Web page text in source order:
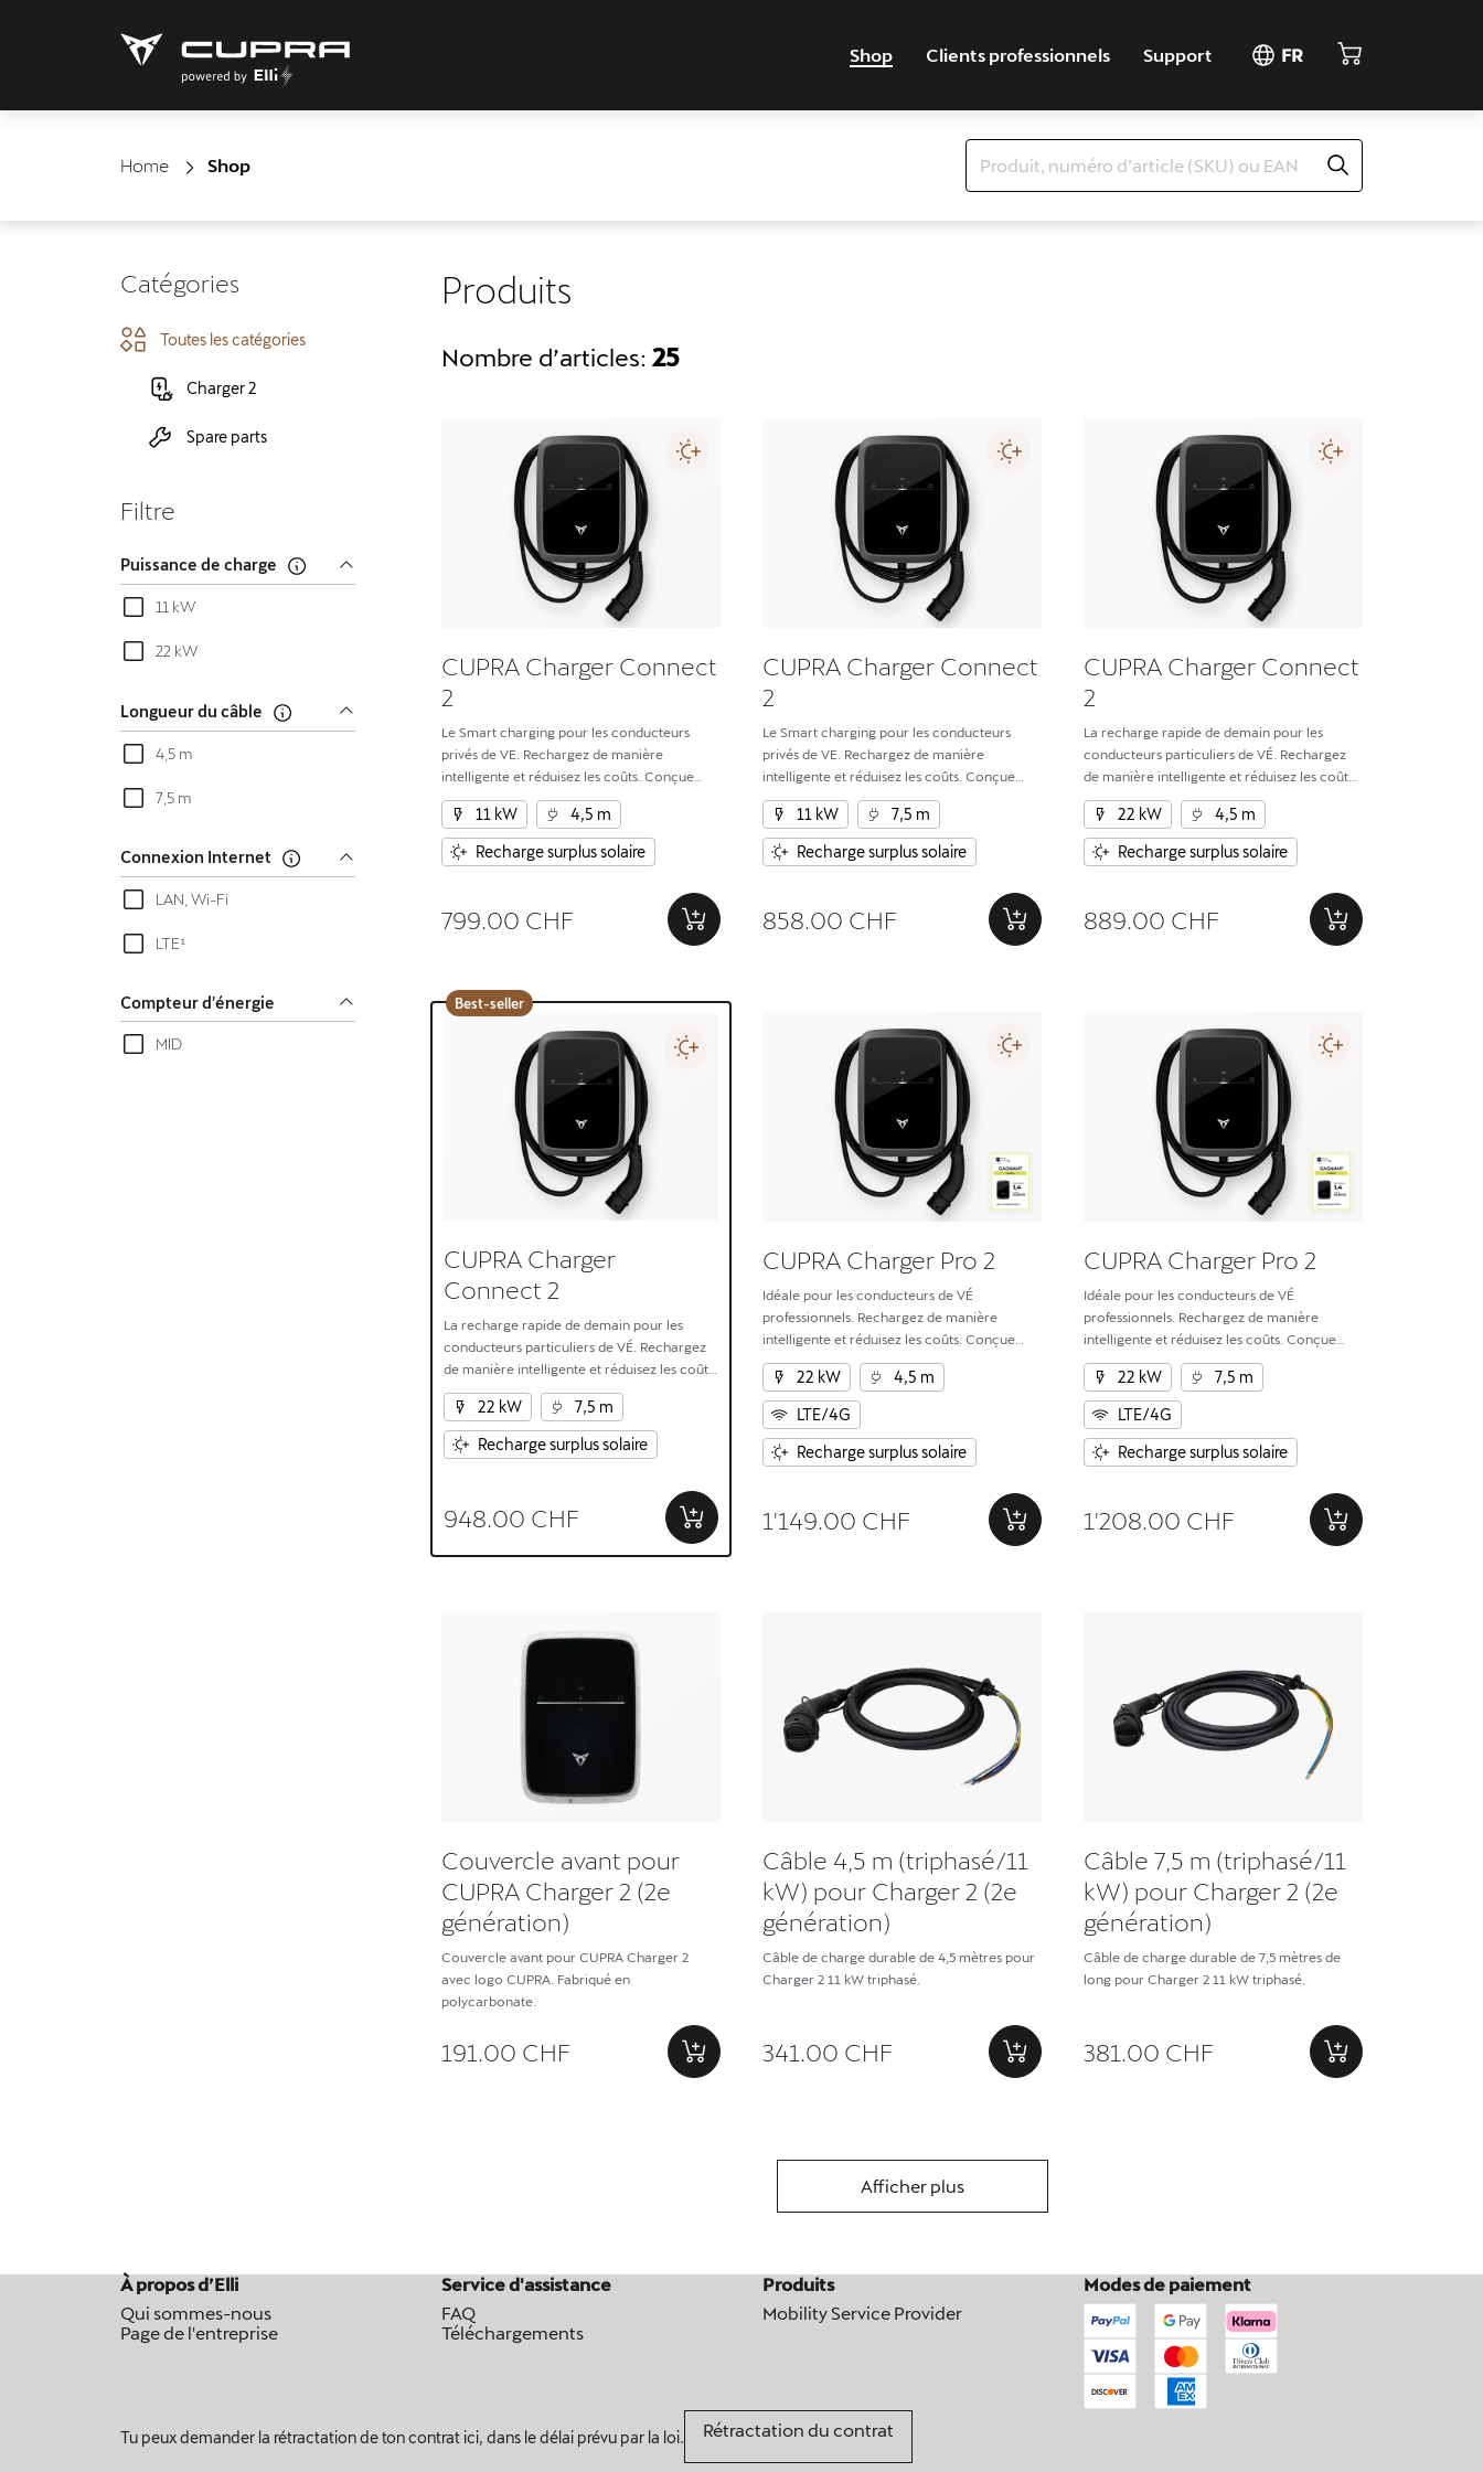
Shop Clients professionnels Support FR
Home Shop
Catégories
Toutes les catégories
Charger 2
Spare parts
Filtre
Puissance de charge
11 kW
22 kW
Longueur du câble
4,5 m
7,5 m
Connexion Internet
LAN, Wi-Fi
LTE¹
Compteur d'énergie
MID
Produits
Nombre d’articles: 25
CUPRA Charger Connect
2
Le Smart charging pour les conducteurs
privés de VE. Rechargez de manière
intelligente et réduisez les coûts. Conçue
pour la vitesse, l’efficacité, la sécurité et
l’intégration fluide entre le domicile et le VÉ.
11 kW
4,5 m
Recharge surplus solaire
799.00 CHF
CUPRA Charger Connect
2
Le Smart charging pour les conducteurs
privés de VE. Rechargez de manière
intelligente et réduisez les coûts. Conçue
pour la vitesse, l’efficacité, la sécurité et
l’intégration fluide entre le domicile et le VÉ.
11 kW
7,5 m
Recharge surplus solaire
858.00 CHF
CUPRA Charger Connect
2
La recharge rapide de demain pour les
conducteurs particuliers de VÉ. Rechargez
de manière intelligente et réduisez les coûts.
Conçue pour la vitesse, l’efficacité, la
sécurité et l’intégration fluide entre le
domicile et le VÉ.
22 kW
4,5 m
Recharge surplus solaire
889.00 CHF
Best-seller
CUPRA Charger
Connect 2
La recharge rapide de demain pour les
conducteurs particuliers de VÉ. Rechargez
de manière intelligente et réduisez les coûts.
Conçue pour la vitesse, l’efficacité, la
sécurité et l’intégration fluide entre le
domicile et le VÉ.
22 kW
7,5 m
Recharge surplus solaire
948.00 CHF
CUPRA Charger Pro 2
Idéale pour les conducteurs de VÉ
professionnels. Rechargez de manière
intelligente et réduisez les coûts. Conçue
pour la vitesse, l’efficacité, la sécurité et
l’intégration fluide entre le domicile et le VÉ.
22 kW
4,5 m
LTE/4G
Recharge surplus solaire
1'149.00 CHF
CUPRA Charger Pro 2
Idéale pour les conducteurs de VÉ
professionnels. Rechargez de manière
intelligente et réduisez les coûts. Conçue
pour la vitesse, l’efficacité, la sécurité et
l’intégration fluide entre le domicile et le VÉ.
22 kW
7,5 m
LTE/4G
Recharge surplus solaire
1'208.00 CHF
Couvercle avant pour
CUPRA Charger 2 (2e
génération)
Couvercle avant pour CUPRA Charger 2
avec logo CUPRA. Fabriqué en
polycarbonate.
191.00 CHF
Câble 4,5 m (triphasé/11
kW) pour Charger 2 (2e
génération)
Câble de charge durable de 4,5 mètres pour
Charger 2 11 kW triphasé.
341.00 CHF
Câble 7,5 m (triphasé/11
kW) pour Charger 2 (2e
génération)
Câble de charge durable de 7,5 mètres de
long pour Charger 2 11 kW triphasé.
381.00 CHF
Afficher plus
À propos d’Elli
Qui sommes-nous
Page de l'entreprise
Service d'assistance
FAQ
Téléchargements
Produits
Mobility Service Provider
Modes de paiement
Tu peux demander la rétractation de ton contrat ici, dans le délai prévu par la loi. Rétractation du contrat